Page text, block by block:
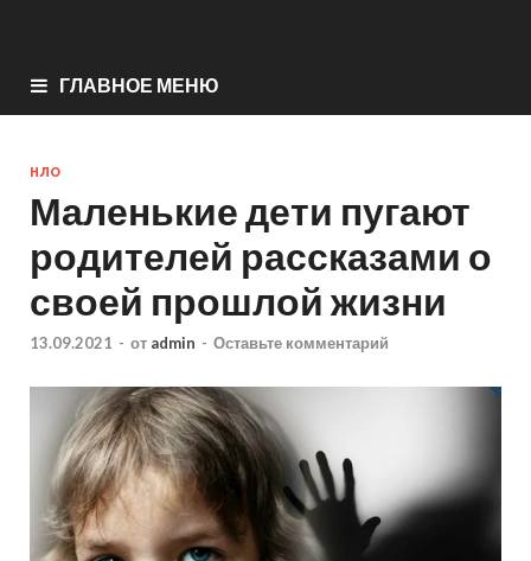
ГЛАВНОЕ МЕНЮ
НЛО
Маленькие дети пугают
родителей рассказами о
своей прошлой жизни
13.09.2021 - от admin - Оставьте комментарий